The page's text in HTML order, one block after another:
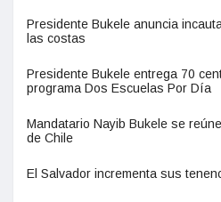
Presidente Bukele anuncia
las costas
Presidente Bukele entrega 70
programa Dos Escuelas Por Día
Mandatario Nayib Bukele se
de Chile
El Salvador incrementa sus